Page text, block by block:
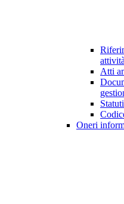
attività
Atti
Oneri